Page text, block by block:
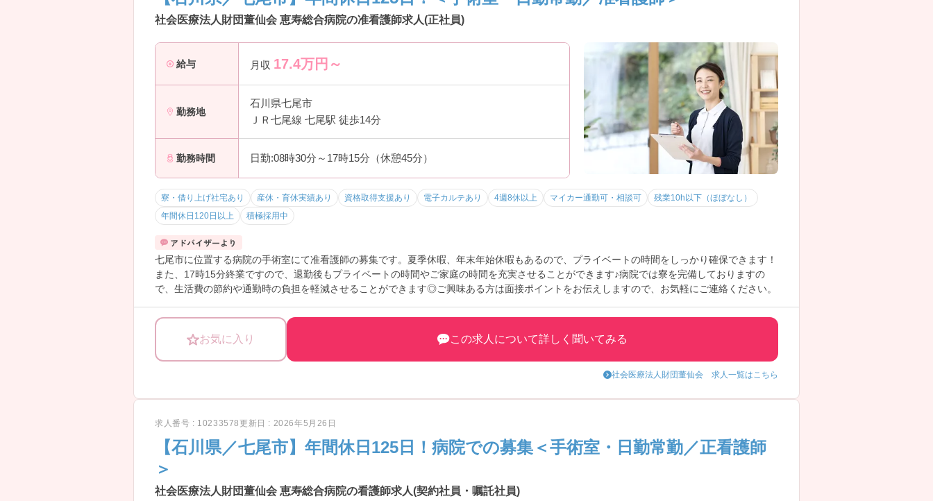
社会医療法人財団董仙会 恵寿総合病院の准看護師求人(正社員)
給与 月収 17.4万円～
勤務地
石川県七尾市
ＪＲ七尾線 七尾駅 徒歩14分
勤務時間 日勤:08時30分～17時15分（休憩45分）
寮・借り上げ社宅あり 産休・育休実績あり 資格取得支援あり 電子カルテあり 4週8休以上 マイカー通勤可・相談可
残業10h以下（ほぼなし）
年間休日120日以上
積極採用中
七尾市に位置する病院の手術室にて准看護師の募集です。夏季休暇、年末年始休暇もあるので、プライベートの時間をしっかり確保できます！
また、17時15分終業ですので、退勤後もプライベートの時間やご家庭の時間を充実させることができます♪病院では寮を完備しておりますの
で、生活費の節約や通勤時の負担を軽減させることができます◎ご興味ある方は面接ポイントをお伝えしますので、お気軽にご連絡ください。
お気に入り この求人について詳しく聞いてみる
社会医療法人財団董仙会 求人一覧はこちら
求人番号 : 10233578更新日 : 2026年5月26日
【石川県／七尾市】年間休日125日！病院での募集＜手術室・日勤常勤／正看護師
＞
社会医療法人財団董仙会 恵寿総合病院の看護師求人(契約社員・嘱託社員)